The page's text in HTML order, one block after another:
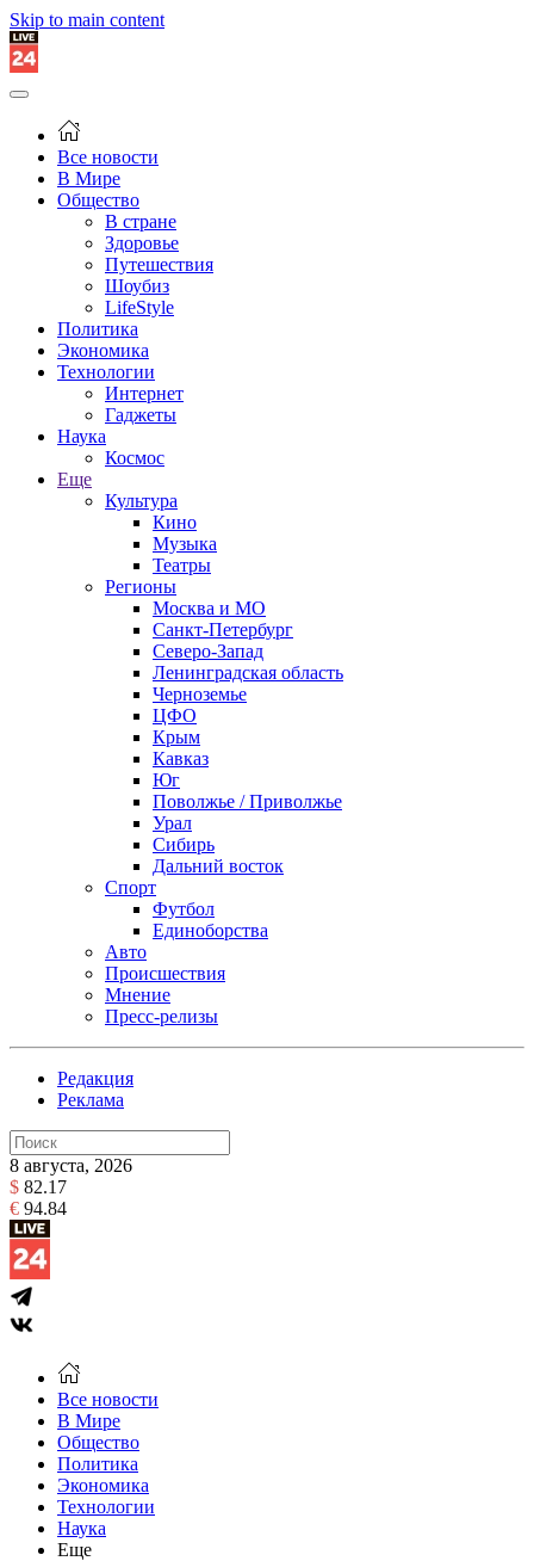
Skip to main content
Все новости
В Мире
Общество
В стране
Здоровье
Путешествия
Шоубиз
LifeStyle
Политика
Экономика
Технологии
Интернет
Гаджеты
Наука
Космос
Еще
Культура
Кино
Музыка
Театры
Регионы
Москва и МО
Санкт-Петербург
Северо-Запад
Ленинградская область
Черноземье
ЦФО
Крым
Кавказ
Юг
Поволжье / Приволжье
Урал
Сибирь
Дальний восток
Спорт
Футбол
Единоборства
Авто
Происшествия
Мнение
Пресс-релизы
Редакция
Реклама
8 августа, 2026
$ 82.17
€ 94.84
Все новости
В Мире
Общество
Политика
Экономика
Технологии
Наука
Еще